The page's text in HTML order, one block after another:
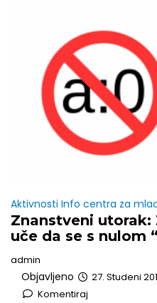
Aktivnosti Info centra za
Znanstveni utorak:
uče da se s nulom
admin
Objavljeno
27. Studeni
Komentiraj